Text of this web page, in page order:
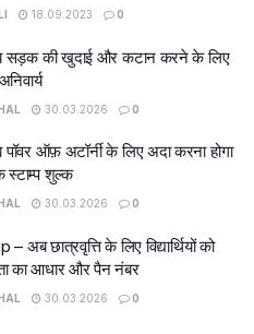
18.09.2023 0
सड़क की खुदाई और कटान करने के लिए
30.03.2026 0
ऑफ़ अटॉर्नी के लिए अदा करना होगा
शुल्क
30.03.2026 0
अब छात्रवृत्ति के लिए विद्यार्थियों को
का आधार और पैन नंबर
30.03.2026 0